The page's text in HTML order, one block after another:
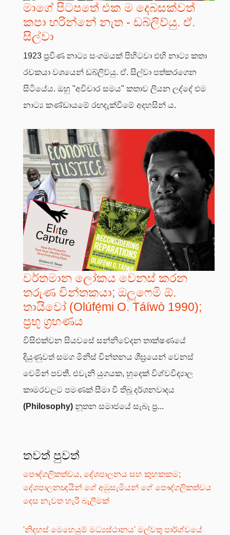
මාගේ පිටපතේ එක ම දෙබසක්වත්
කපා හරින්නේ නැත - ඩබ්ලිව්යු. ඒ.
සිල්වා
1923 ප්‍රවීණ නාට්‍ය සංගමයක් පිහිටවා එහි නාට්‍ය කතා
රචකයා වශයෙන් ඩබ්ලිව්යු. ඒ. සිල්වා පත්කරගෙන
සිටියේය. ඔහු "අවිචාර සමය" කතාව ලියන ලද්දේ එම
නාට්‍ය කණ්ඩායමේ රඟදැක්වීමේ අදහසින් ය.
වර්තමාන ලෝකය වෙනස් කරන
තරුණ චින්තකයා; ඔලූෆෙමි ඕ.
තායිවෝ (Olúfẹ́mi O. Táíwò 1990);
ප්‍රභූ ග්‍රහණය
විසිඑක්වන සියවසේ සන්නිවේදන තාක්ෂණයේ
දියුණුවත් සමග මිනිස් චින්තනය ශීඝ්‍රයෙන් වෙනස්
වෙමින් පවතී. එවැනි යුගයක, හුදෙක් විශ්වවිද්‍යාල
කාමරවලට පමණක් සීමා වී තිබූ දර්ශනවාදය
(Philosophy) නූතන සමාජයේ සැබෑ ප්‍ර...
තවත් පුවත්
පෞද්ගලිකත්වය, දේශපාලනය සහ කුහකකම;
දේශපාලනඥයින් ගේ අඹුසැමියන් ගේ පෞද්ගලිකත්වය
දෙස නැවත හැරී බැලීමක්
'නිදහස් මෙහෙයුම් මධ්‍යස්ථානය' මල්වතු පාර්ශ්වයේ